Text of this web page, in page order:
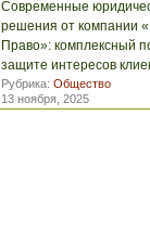
Современные
решения от компании
Право»: комплексный
защите интересов
Рубрика: Общество
13 ноября, 2025